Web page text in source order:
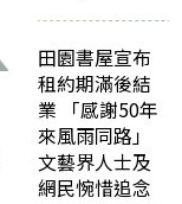
田園書屋宣布
租約期滿後結
業 「感謝50年
來風雨同路」
文藝界人士及
網民惋惜追念